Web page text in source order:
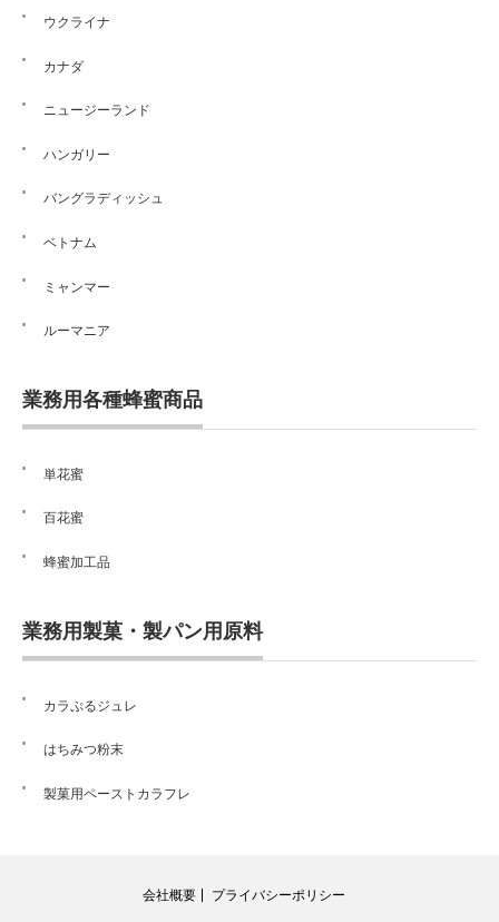
ウクライナ
カナダ
ニュージーランド
ハンガリー
バングラディッシュ
ベトナム
ミャンマー
ルーマニア
業務用各種蜂蜜商品
単花蜜
百花蜜
蜂蜜加工品
業務用製菓・製パン用原料
カラぷるジュレ
はちみつ粉末
製菓用ペーストカラフレ
会社概要 プライバシーポリシー